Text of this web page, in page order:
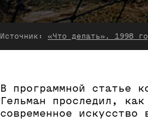
Источник: «Что делать». 1998
В программной статье
Гельман проследил,
современное